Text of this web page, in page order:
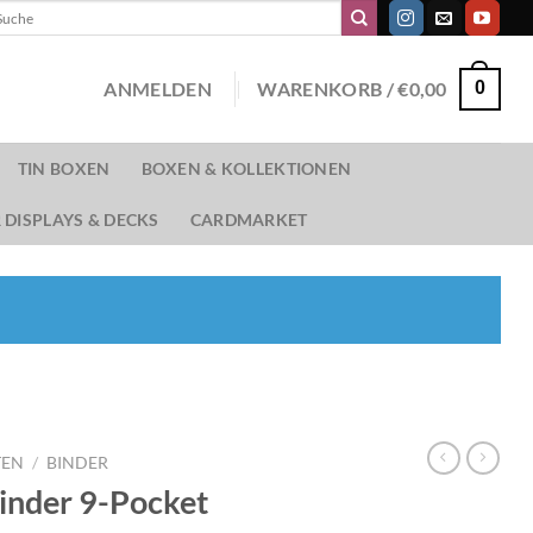
ANMELDEN WARENKORB /€0,00 0
TIN BOXEN BOXEN & KOLLEKTIONEN
& DECKS CARDMARKET
/ BINDER
9-Pocket